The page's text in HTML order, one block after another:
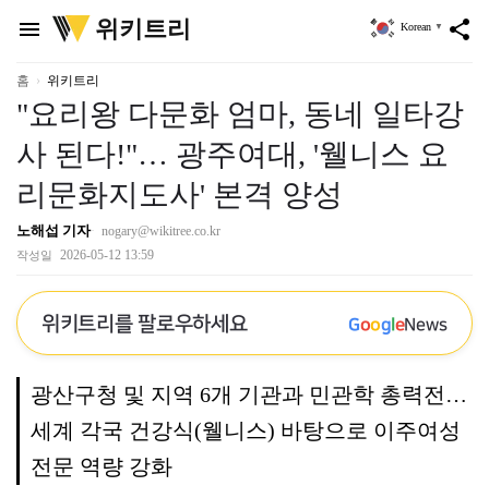
menu
위
키
리
위키트리 share
Korean ▼
홈 위키트리
"요리왕 다문화 엄마, 동네 일타강
사 된다!"… 광주여대, '웰니스 요
리문화지도사' 본격 양성
노해섭 기자 nogary@wikitree.co.kr
작성일 2026-05-12 13:59
위키트리를 팔로우하세요 GoogleNews
광산구청 및 지역 6개 기관과 민관학 총력전…
세계 각국 건강식(웰니스) 바탕으로 이주여성
전문 역량 강화